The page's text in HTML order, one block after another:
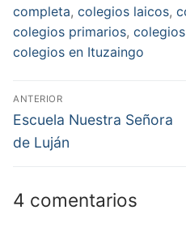
completa, colegios laicos,
colegios primarios,
colegios en Ituzaingo
Navegación
de
entradas
ANTERIOR
Entrada
anterior:
Escuela Nuestra Señora
de Luján
4 comentarios